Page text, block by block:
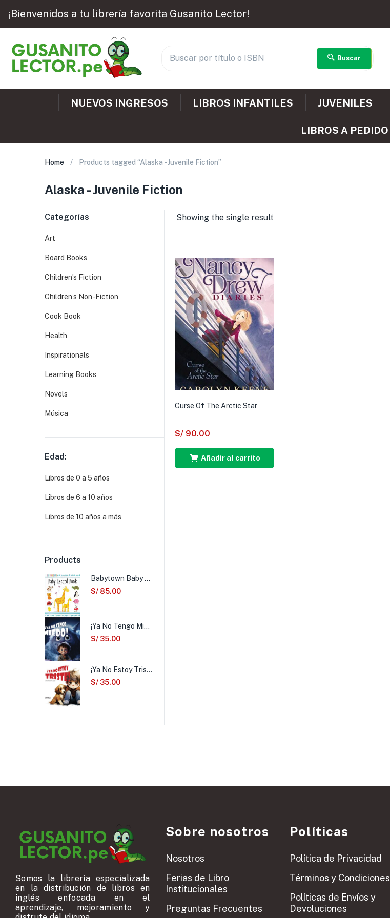
¡Bienvenidos a tu librería favorita Gusanito Lector!
Buscar
NUEVOS INGRESOS LIBROS INFANTILES JUVENILES
LIBROS A PEDIDO
Home Products tagged “Alaska - Juvenile Fiction”
Alaska - Juvenile Fiction
Showing the single result
Curse Of The Arctic Star
S/ 90.00
Añadir al carrito
Categorías
Art
Board Books
Children’s Fiction
Children’s Non-Fiction
Cook Book
Health
Inspirationals
Learning Books
Novels
Música
Edad:
Libros de 0 a 5 años
Libros de 6 a 10 años
Libros de 10 años a más
Products
Babytown Baby Record Book
S/ 85.00
¡Ya No Tengo Miedo!
S/ 35.00
¡Ya No Estoy Triste!
S/ 35.00
Somos la librería especializada
en la distribución de libros en
inglés enfocada en el
aprendizaje, mejoramiento y
Sobre nosotros
Nosotros
Ferias de Libro
Institucionales
Preguntas Frecuentes
Políticas
Política de Privacidad
Términos y Condiciones
Políticas de Envíos y
Devoluciones